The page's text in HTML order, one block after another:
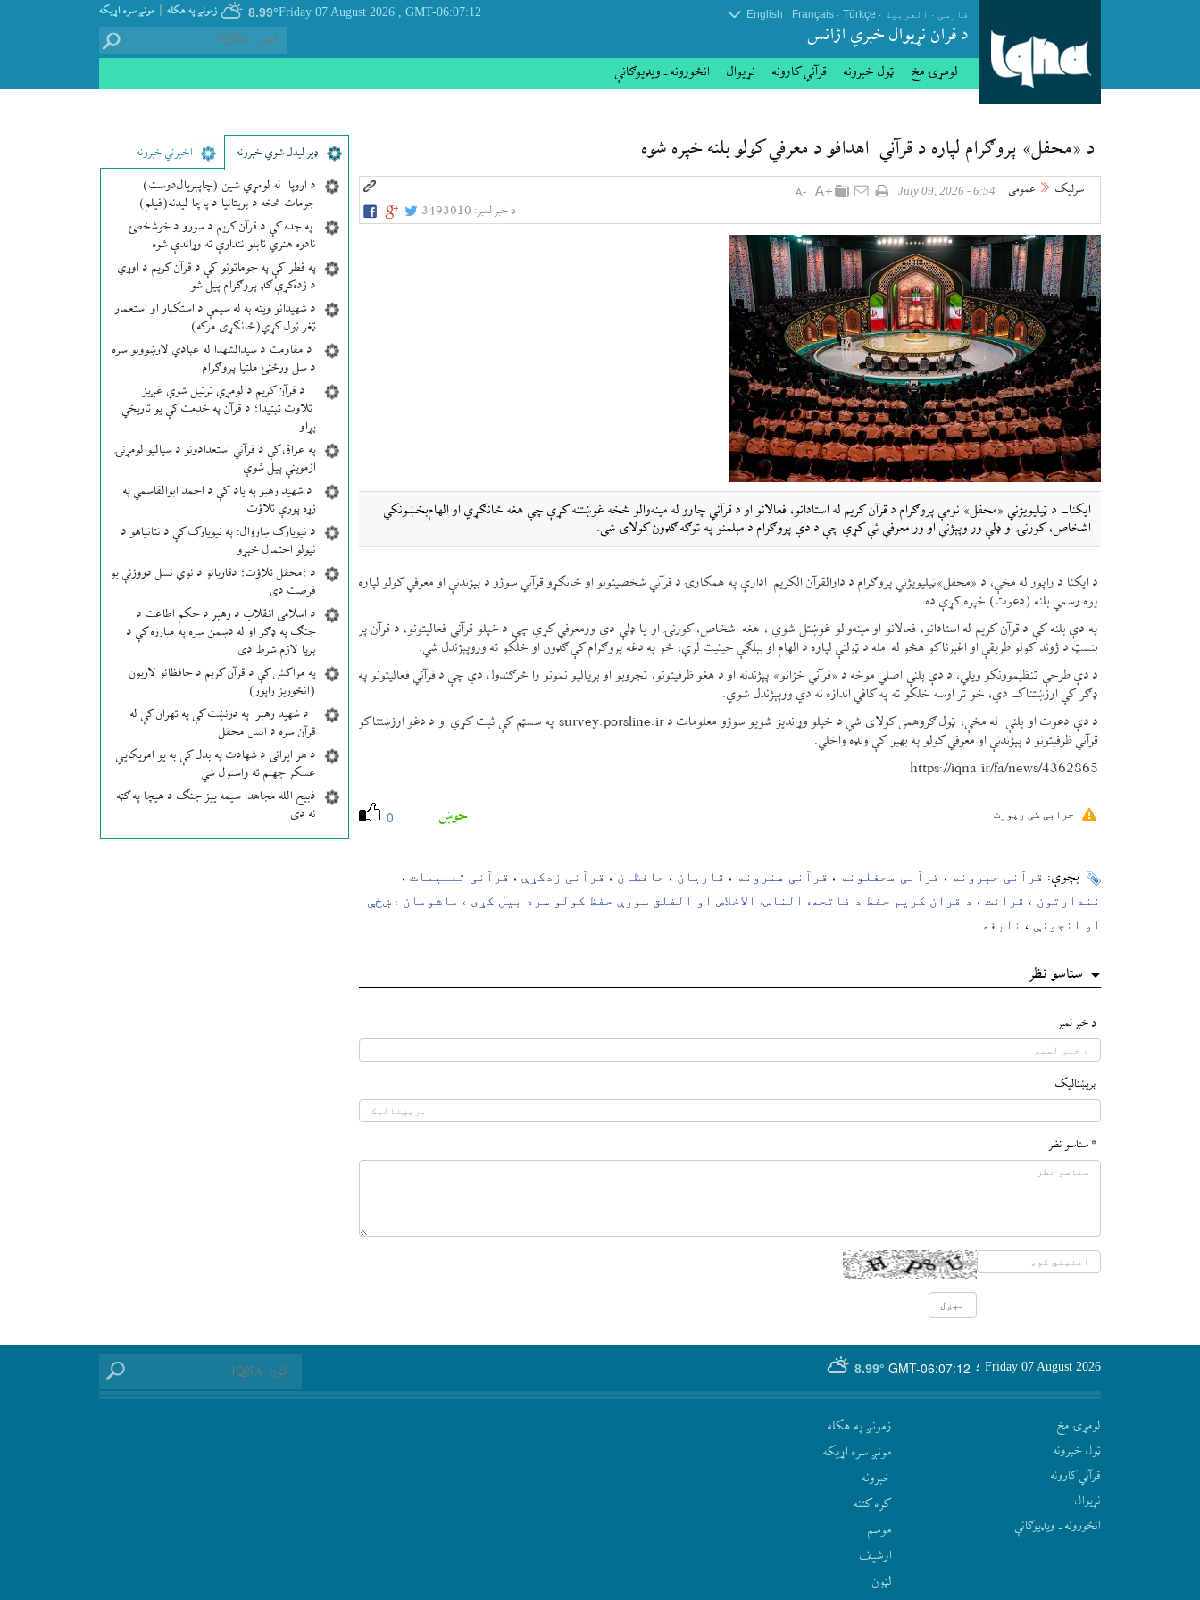
مونږ سره اړيکه | زمونږ په هکله 8.99° GMT-06:07:12
, Friday 07 August 2026 فارسی . العربیة .
Türkçe
.
Français
.
English
د قران نړيوال خبري اژانس
لومړۍ مخ ټول خبرونه قرآني کارونه نړيوال انځورونه ـ ویډیوګانې
ډير لیدل شوي خبرونه اخیرني خبرونه
د اروپا له لومړي شین (چاپېریال‌دوست)
جومات څخه د بریتانیا د پاچا لیدنه(فیلم)
په جده کې د قرآن کریم د سورو د خوشخطئ
نادره هنري تابلو نندارې ته وړاندې شوه
په قطر کې په جوماتونو کې د قرآن کریم د اوړي
د زده‌کړې ګډ پروګرام پیل شو
د شهیدانو وینه به له سیمې د استکبار او استعمار
ټغر ټول کړي(ځانګړی مرکه)
د مقاومت د سیدالشهدا له عبادي لارښوونو سره
د سل ورځنئ ملتیا پروګرام
د قرآن کریم د لومړي ترتیل شوي غږیز
تلاوت ثبتیدا؛ د قرآن په خدمت کې یو تاریخي
پړاو
په عراق کې د قرآني استعدادونو د سیالیو لومړنۍ
ازموینې پیل شوې
د شهید رهبر په یاد کې د احمد ابوالقاسمي په
زړه پورې تلاؤت
د نیویارک ښاروال: په نیویارک کې د نتانیاهو د
نیولو احتمال څېړو
د ؛محفل تلاؤت؛ دقاریانو د نوي نسل دروزنې یو
فرصت دی
د اسلامی انقلاب د رهبر د حکم اطاعت د
جنګ په ډګر او له دښمن سره په مبارزه کې د
بریا لازم شرط دی
په مراکش کې د قرآن کریم د حافظانو لاریون
(انځوریز راپور)
د شهید رهبر په درنښت کې په تهران کې له
قرآن سره د انس محفل
د هر ایرانی د شهادت په بدل کې به یو امریکایي
عسکر جهنم ته واستول شي
ذبیح الله مجاهد: سیمه ییز جنګ د هیچا په ګټه
نه دی
د «محفل» پروګرام لپاره د قرآني اهدافو د معرفي کولو بلنه خپره شوه
سرلیک عمومی 6:54 - July 09, 2026
د خبر لمبر: 3493010
ایکنا- د ټیلیویژني «محفل» نومې پروګرام د قرآن کریم له استادانو، فعالانو او د قرآني چارو له مینه‌والو څخه غوښتنه کړې چې هغه ځانګړي او الهام‌بخښونکي
اشخاص، کورنۍ او ډلې ور وپېژني او ور معرفي ئې کړي چې د دې پروګرام د مېلمنو په توګه ګډون کولای شي.
د ایکنا د راپور له مخې، د «محفل»ټيلیویژني پروګرام د دارالقرآن الکریم ادارې په همکارۍ د قرآني شخصیتونو او ځانګړو قرآني سوژو د پېژندنې او معرفي کولو لپاره
یوه رسمي بلنه (دعوت) خپره کړې ده
په دې بلنه کې د قرآن کریم له استادانو، فعالانو او مینه‌والو غوښتل شوي ، هغه اشخاص، کورنۍ او یا ډلې دې ورمعرفي کړي چې د خپلو قرآني فعالیتونو، د قرآن پر
بنسټ د ژوند کولو طریقې او اغېزناکو هڅو له امله د ټولنې لپاره د الهام او بېلګې حیثیت لري، څو په دغه پروګرام کې ګډون او خلکو ته وروپېژندل شي.
د دې طرحې تنظیموونکو ویلي، د دې بلنې اصلي موخه د «قرآني خزانو» پېژندنه او د هغو ظرفیتونو، تجروبو او بریالیو نمونو را څرګندول دي چې د قرآني فعالیتونو په
ډګر کې ارزښتناک دي، خو تر اوسه خلکو ته په کافي اندازه نه دي ورپېژندل شوي.
د دې دعوت او بلنې له مخې، ټول ګروهمن کولای شي د خپلو وړاندیز شویو سوژو معلومات د survey.porsline.ir په سسټم کې ثبت کړي او د دغو ارزښتناکو
قرآني ظرفیتونو د پېژندنې او معرفي کولو په بهیر کې ونډه واخلي.
https://iqna.ir/fa/news/4362865
0 خوښ خرابی کی رپورٹ
بچوې: قرآنی خبرونه ، قرآنی محفلونه ، قرآنی هنرونه ، قاریان ، حافظان ، قرآنی زدکړې ، قرآنی تعلیمات ،
نندارتون ، قرائت ، د قرآن کریم حفظ د فاتحه، الناس، الاخلاص او الفلق سورې حفظ کولو سره بیل کړی ، ماشومان ، ښځې
او انجونې ، نابغه
ستاسو نظر
د خبر لمبر
بريښناليک
* ستاسو نظر
GMT-06:07:12
8.99° Friday 07 August 2026 ؛
لومړۍ مخ
ټول خبرونه
قرآني کارونه
نړيوال
انځورونه ـ ویډیوګانې
زمونږ په هکله
مونږ سره اړيکه
‫خبرونه
کره کتنه
موسم
ارشيف
لټون